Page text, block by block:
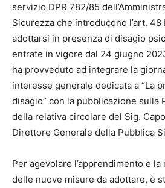
servizio DPR 782/85
Sicurezza che introducono l’art. 48
adottarsi in presenza di disagio
entrate in vigore dal 24 giugno
ha provveduto ad integrare la
interesse generale dedicata a “La
disagio” con la pubblicazione sulla
della relativa circolare del Sig.
Direttore Generale della Pubblica
Per agevolare l’apprendimento e
delle nuove misure da adottare, è